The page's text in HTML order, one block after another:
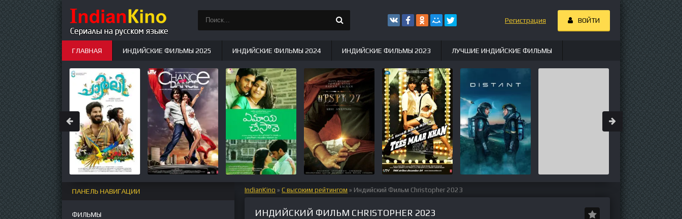
IndianKino » С высоким рейтингом » Индийский Фильм Christopher 2023
ИНДИЙСКИЙ ФИЛЬМ CHRISTOPHER 2023
ПАНЕЛЬ НАВИГАЦИИ
ФИЛЬМЫ
Регистрация ВОЙТИ
ГЛАВНАЯ ИНДИЙСКИЕ ФИЛЬМЫ 2025 ИНДИЙСКИЕ ФИЛЬМЫ 2024 ИНДИЙСКИЕ ФИЛЬМЫ 2023 ЛУЧШИЕ ИНДИЙСКИЕ ФИЛЬМЫ
ИНДИЙСКИЕ СЕРИАЛЫ НОВЫЕ